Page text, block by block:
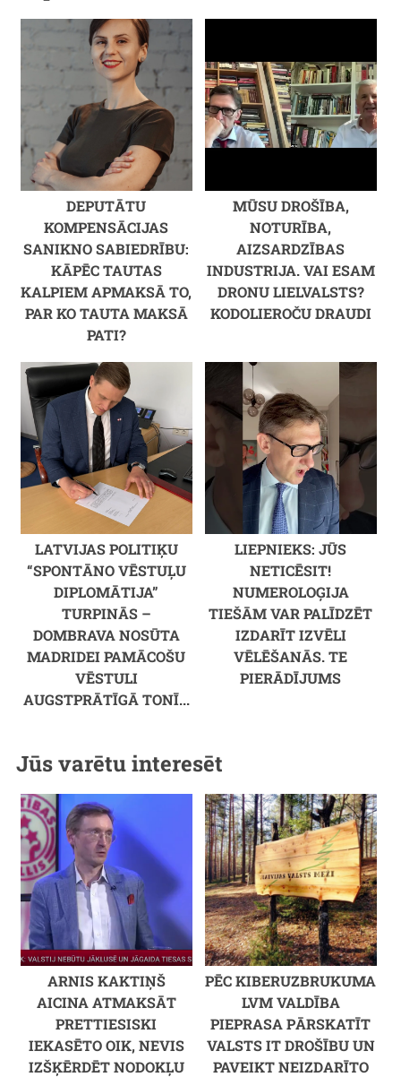
DEPUTĀTU
KOMPENSĀCIJAS
SANIKNO SABIEDRĪBU:
KĀPĒC TAUTAS
KALPIEM APMAKSĀ TO,
PAR KO TAUTA MAKSĀ
PATI?
MŪSU DROŠĪBA,
NOTURĪBA,
AIZSARDZĪBAS
INDUSTRIJA. VAI ESAM
DRONU LIELVALSTS?
KODOLIEROČU DRAUDI
LATVIJAS POLITIĶU
“SPONTĀNO VĒSTUĻU
DIPLOMĀTIJA”
TURPINĀS –
DOMBRAVA NOSŪTA
MADRIDEI PAMĀCOŠU
VĒSTULI
AUGSTPRĀTĪGĀ TONĪ...
LIEPNIEKS: JŪS
NETICĒSIT!
NUMEROLOĢIJA
TIEŠĀM VAR PALĪDZĒT
IZDARĪT IZVĒLI
VĒLĒŠANĀS. TE
PIERĀDĪJUMS
Jūs varētu interesēt
ARNIS KAKTIŅŠ
AICINA ATMAKSĀT
PRETTIESISKI
IEKASĒTO OIK, NEVIS
IZŠĶĒRDĒT NODOKĻU
PĒC KIBERUZBRUKUMA
LVM VALDĪBA
PIEPRASA PĀRSKATĪT
VALSTS IT DROŠĪBU UN
PAVEIKT NEIZDARĪTO